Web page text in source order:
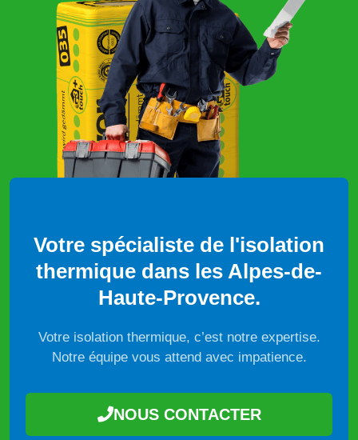
Votre spécialiste de l'isolation
thermique dans les Alpes-de-
Haute-Provence.
Votre isolation thermique, c’est notre expertise.
Notre équipe vous attend avec impatience.
NOUS CONTACTER